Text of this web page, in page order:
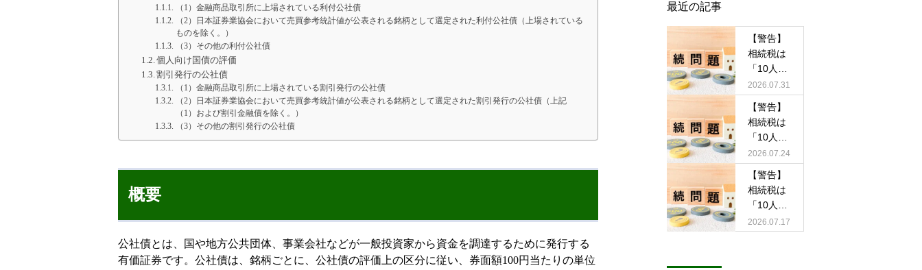
（1）金融商品取引所に上場されている利付公社債
（2）日本証券業協会において売買参考統計値が公表される銘柄として選定された利付公社債（上場されている
ものを除く。）
（3）その他の利付公社債
個人向け国債の評価
割引発行の公社債
（1）金融商品取引所に上場されている割引発行の公社債
（2）日本証券業協会において売買参考統計値が公表される銘柄として選定された割引発行の公社債（上記
（1）および割引金融債を除く。）
（3）その他の割引発行の公社債
概要
公社債とは、国や地方公共団体、事業会社などが一般投資家から資金を調達するために発行する
有価証券です。公社債は、銘柄ごとに、公社債の評価上の区分に従い、券面額100円当たりの単位
最近の記事
【警告】
相続税は
「10人に
1人」の
時代へ―
課税割合
上昇の実
態とその
背景③
2026.07.31
【警告】
相続税は
「10人に
1人」の
時代へ―
課税割合
上昇の実
態とその
背景②
2026.07.24
【警告】
相続税は
「10人に
1人」の
時代へ―
2026.07.17